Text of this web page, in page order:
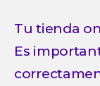
Tu tienda
Es